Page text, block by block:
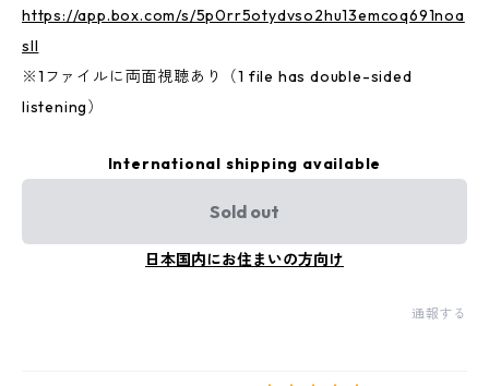
https://app.box.com/s/5p0rr5otydvso2hu13emcoq691noa
sll
※1ファイルに両面視聴あり（1 file has double-sided
listening）
International shipping available
Sold out
日本国内にお住まいの方向け
通報する